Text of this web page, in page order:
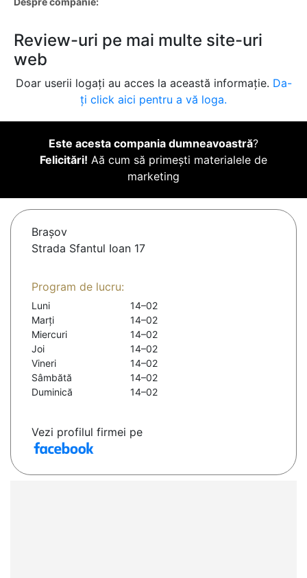
Review-uri pe mai multe site-uri
web
Doar userii logați au acces la această informație. Da-
ți click aici pentru a vă loga.
Este acesta compania dumneavoastră?
Felicitări! Aă cum să primești materialele de
marketing
Braşov
Strada Sfantul Ioan 17
Program de lucru:
Luni
14–02
Marți
14–02
Miercuri
14–02
Joi
14–02
Vineri
14–02
Sâmbătă
14–02
Duminică
14–02
Vezi profilul firmei pe